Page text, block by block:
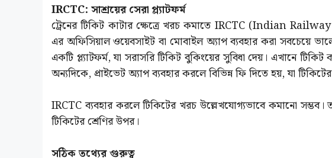
IRCTC: সাশ্রয়ের সেরা প্ল্যাটফর্ম
ট্রেনের টিকিট কাটার ক্ষেত্রে খরচ কমাতে IRCTC (Indian
এর অফিসিয়াল ওয়েবসাইট বা মোবাইল অ্যাপ ব্যবহার করা সবচেয়ে
একটি প্ল্যাটফর্ম, যা সরাসরি টিকিট বুকিংয়ের সুবিধা দেয়। এখানে
অন্যদিকে, প্রাইভেট অ্যাপ ব্যবহার করলে বিভিন্ন ফি দিতে হয়, যা
IRCTC ব্যবহার করলে টিকিটের খরচ উল্লেখযোগ্যভাবে কমানো সম্ভব।
টিকিটের শ্রেণির উপর।
সঠিক তথ্যের গুরুত্ব